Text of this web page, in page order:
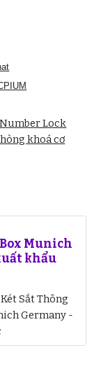
Lock
khoá cơ
Munich
khẩu
Sắt Thông
Germany -